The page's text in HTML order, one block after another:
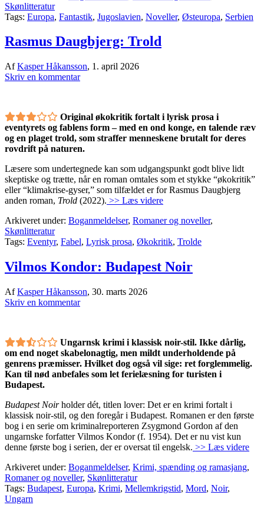
Skønlitteratur
Tags: Europa, Fantastik, Jugoslavien, Noveller, Østeuropa, Serbien
Rasmus Daugbjerg: Trold
AfKasper Håkansson, 1. april 2026
Skriv en kommentar
Original økokritik fortalt i lyrisk prosa i
eventyrets og fablens form – med en ond konge, en talende ræv
og en plaget trold, som straffer menneskene brutalt for deres
rovdrift på naturen.
Læsere som undertegnede kan som udgangspunkt godt blive lidt
skeptiske og trætte, når en roman omtales som et stykke “økokritik”
eller “klimakrise-gyser,” som tilfældet er for Rasmus Daugbjerg
anden roman, Trold (2022). >> Læs videre
Arkiveret under: Boganmeldelser, Romaner og noveller,
Skønlitteratur
Tags: Eventyr, Fabel, Lyrisk prosa, Økokritik, Trolde
Vilmos Kondor: Budapest Noir
AfKasper Håkansson, 30. marts 2026
Skriv en kommentar
Ungarnsk krimi i klassisk noir-stil. Ikke dårlig,
om end noget skabelonagtig, men mildt underholdende på
genrens præmisser. Hvilket dog også vil sige: ret forglemmelig.
Kan til nød anbefales som let ferielæsning for turisten i
Budapest.
Budapest Noirholder dét, titlen lover: Det er en krimi fortalt i
klassisk noir-stil, og den foregår i Budapest. Romanen er den første
bog i en serie om kriminalreporteren Zsygmond Gordon af den
ungarnske forfatter Vilmos Kondor (f. 1954). Det er nu vist kun
denne første bog i serien, der er oversat til engelsk. >> Læs videre
Arkiveret under: Boganmeldelser, Krimi, spænding og ramasjang,
Romaner og noveller, Skønlitteratur
Tags: Budapest, Europa, Krimi, Mellemkrigstid, Mord, Noir,
Ungarn